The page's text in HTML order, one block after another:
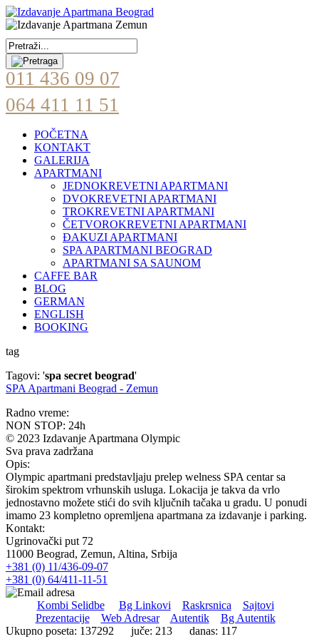
011 436 09 07
064 411 11 51
POČETNA
KONTAKT
GALERIJA
APARTMANI
JEDNOKREVETNI APARTMANI
DVOKREVETNI APARTMANI
TROKREVETNI APARTMANI
ČETVOROKREVETNI APARTMANI
ĐAKUZI APARTMANI
SPA APARTMANI BEOGRAD
APARTMANI SA SAUNOM
CAFFE BAR
BLOG
GERMAN
ENGLISH
BOOKING
tag
Tagovi: 'spa secret beograd'
SPA Apartmani Beograd - Zemun
Radno vreme:
NON STOP: 24h
© 2023 Izdavanje Apartmana Olympic
Sva prava zadržana
Opis:
Olympic apartmani predstavljaju prelep welness SPA centar sa
širokim spektrom vrhunskih usluga. Lokacija je takva da vrlo
jednostavno možete stići do svih ključnih tačaka u gradu. U ponudi
imamo 23 kompletno opremljena apartmana za izdavanje i parking.
Kontakt:
Ugrinovački put 72
11000 Beograd, Zemun, Altina, Srbija
+381 (0) 11/436-09-07
+381 (0) 64/411-11-51
Kombi Selidbe Bg Linkovi Raskrsnica
Sajtovi
Prezentacije
Web Adresar Autentik
Bg Autentik
Ukupno poseta: 137292 juče: 213 danas: 117